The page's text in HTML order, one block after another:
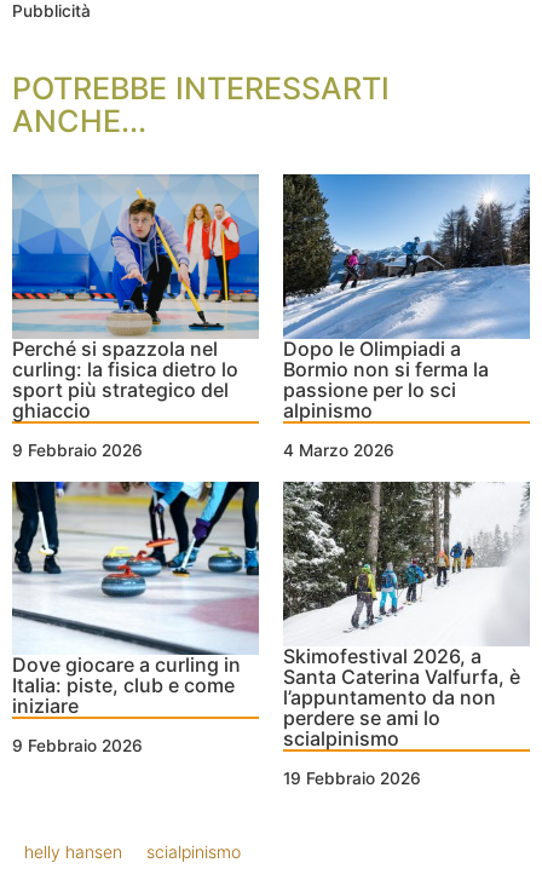
Pubblicità
POTREBBE INTERESSARTI
ANCHE...
Perché si spazzola nel
curling: la fisica dietro lo
sport più strategico del
ghiaccio
9 Febbraio 2026
Dopo le Olimpiadi a
Bormio non si ferma la
passione per lo sci
alpinismo
4 Marzo 2026
Dove giocare a curling in
Italia: piste, club e come
iniziare
9 Febbraio 2026
Skimofestival 2026, a
Santa Caterina Valfurfa, è
l’appuntamento da non
perdere se ami lo
scialpinismo
19 Febbraio 2026
helly hansen scialpinismo